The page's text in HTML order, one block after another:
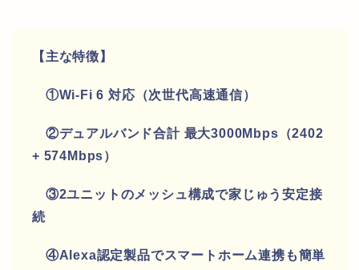
【主な特徴】
①Wi-Fi 6 対応（次世代高速通信）
②デュアルバンド合計 最大3000Mbps（2402
+ 574Mbps）
③2ユニットのメッシュ構成で家じゅう安定接
続
④Alexa認定製品でスマートホーム連携も簡単